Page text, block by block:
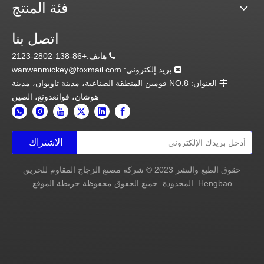
4. يمكن أن تكون مجهزة بنظام التشغيل الأوتوماتيكي
8. الزجاج في الباب المقاوم للحريق: 15 مم / 26 مم /
41 مم
9. التطبيق: باب مدخل الفندق، المطعم، المتحف، مكتب
الغرض: خلق إنتاج اجتماعي أكثر أمانًا وبيئة معيشية
خضراء.
مصنع
فئة المنتج
اتصل بنا
 هاتف:+86-138-2802-2123
 بريد إلكتروني: wanwenmickey@foxmail.com

العنوان: NO.8 فومين المنطقة الصناعية، مدينة تاويوان، مدينة
هوشان، قوانغدونغ، الصين
الاشتراك
حقوق الطبع والنشر 2023 © شركة مصنع الزجاج المقاوم للحريق
Hengbao. المحدودة. جميع الحقوق محفوظة
خريطة الموقع